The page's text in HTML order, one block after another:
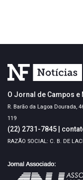
O Jornal de Campos
R. Barão da Lagoa Dourada,
119
(22) 2731-7845
RAZÃO SOCIAL: C. B. DE